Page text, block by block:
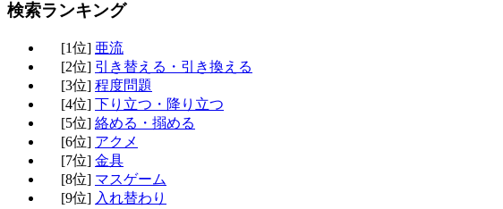
検索ランキング
[1位] 亜流
[2位] 引き替える・引き換える
[3位] 程度問題
[4位] 下り立つ・降り立つ
[5位] 絡める・搦める
[6位] アクメ
[7位] 金具
[8位] マスゲーム
[9位] 入れ替わり